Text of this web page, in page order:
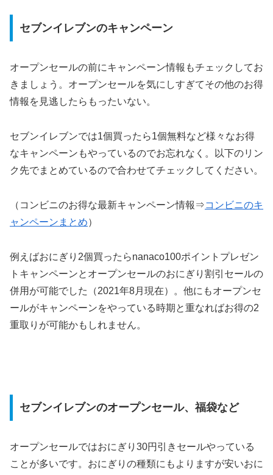
セブンイレブンのキャンペーン
オープンセールの前にキャンペーン情報もチェックしてお
きましょう。オープンセールを気にしすぎてその他のお得
情報を見逃したらもったいない。
セブンイレブンでは1個買ったら1個無料など様々なお得
なキャンペーンもやっているのでお忘れなく。以下のリン
ク先でまとめているので合わせてチェックしてください。
（コンビニのお得な最新キャンペーン情報⇒コンビニのキ
ャンペーンまとめ）
例えばおにぎり2個買ったらnanaco100ポイントプレゼン
トキャンペーンとオープンセールのおにぎり割引セールの
併用が可能でした（2021年8月現在）。他にもオープンセ
ールがキャンペーンをやっている時期と重なればお得の2
重取りが可能かもしれません。
セブンイレブンのオープンセール、福袋など
オープンセールではおにぎり30円引きセールやっている
ことが多いです。おにぎりの種類にもよりますが安いおに